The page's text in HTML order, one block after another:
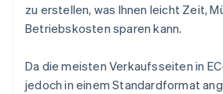
zu erstellen, was Ihnen leicht Zeit,
Betriebskosten sparen kann.
Da die meisten Verkaufsseiten in
jedoch in einem Standardformat